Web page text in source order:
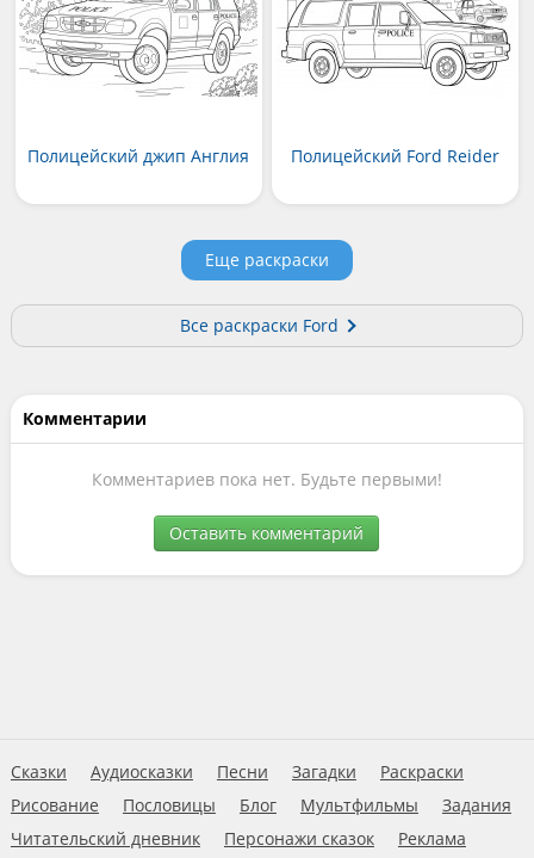
Полицейский джип Англия Полицейский Ford Reider
Еще раскраски
Все раскраски Ford
Комментарии
Комментариев пока нет. Будьте первыми!
Оставить комментарий
Сказки Аудиосказки Песни Загадки
Раскраски
Рисование
Пословицы Блог Мультфильмы
Задания
Читательский дневник
Персонажи сказок Реклама